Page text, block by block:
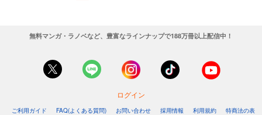
無料マンガ・ラノベなど、豊富なラインナップで188万冊以上配信中！
ログイン
ご利用ガイド FAQ(よくある質問) お問い合わせ 採用情報 利用規約 特商法の表